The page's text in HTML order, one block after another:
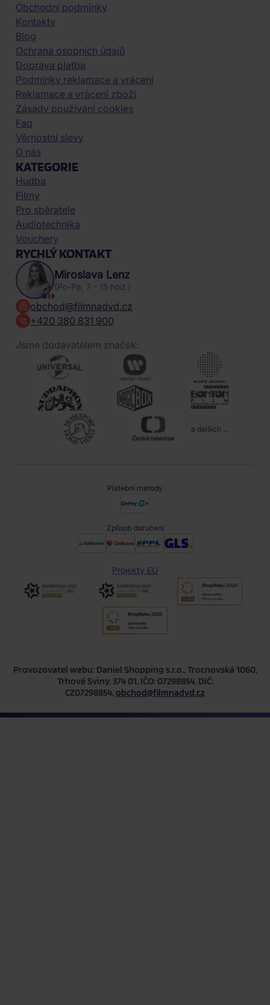
Obchodní podmínky
Kontakty
Blog
Ochrana osobních údajů
Doprava platba
Podmínky reklamace a vrácení
Reklamace a vrácení zboží
Zásady používání cookies
Faq
Věrnostní slevy
O nás
KATEGORIE
Hudba
Filmy
Pro sběratele
Audiotechnika
Vouchery
RYCHLÝ KONTAKT
Miroslava Lenz
(Po-Pa, 7 - 15 hod.)
obchod@filmnadvd.cz
+420 380 831 900
Jsme dodavatelem značek:
a dalších ...
Platební metody
Způsob doručení
Projekty EU
Provozovatel webu: Daniel Shopping s.r.o., Trocnovská 1060,
Trhové Sviny, 374 01, IČO: 07298854, DIČ:
CZ07298854, obchod@filmnadvd.cz